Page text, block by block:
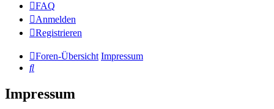
FAQ
Anmelden
Registrieren
Foren-Übersicht Impressum
Suche
Impressum